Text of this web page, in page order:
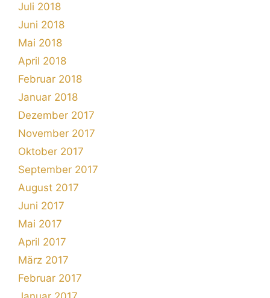
Juli 2018
Juni 2018
Mai 2018
April 2018
Februar 2018
Januar 2018
Dezember 2017
November 2017
Oktober 2017
September 2017
August 2017
Juni 2017
Mai 2017
April 2017
März 2017
Februar 2017